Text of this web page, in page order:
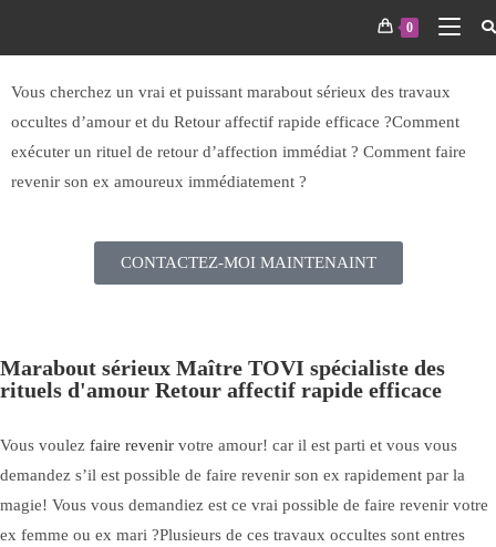
0
RETOUR D'AFFECTION-Retour affectif rapide
Vous cherchez un vrai et puissant marabout sérieux des travaux
occultes d’amour et du Retour affectif rapide efficace ?Comment
exécuter un rituel de retour d’affection immédiat ? Comment faire
revenir son ex amoureux immédiatement ?
CONTACTEZ-MOI MAINTENAINT
Marabout sérieux Maître TOVI spécialiste des
rituels d'amour Retour affectif rapide efficace
Vous voulez faire revenir votre amour! car il est parti et vous vous
demandez s’il est possible de faire revenir son ex rapidement par la
magie! Vous vous demandiez est ce vrai possible de faire revenir votre
ex femme ou ex mari ?Plusieurs de ces travaux occultes sont entres